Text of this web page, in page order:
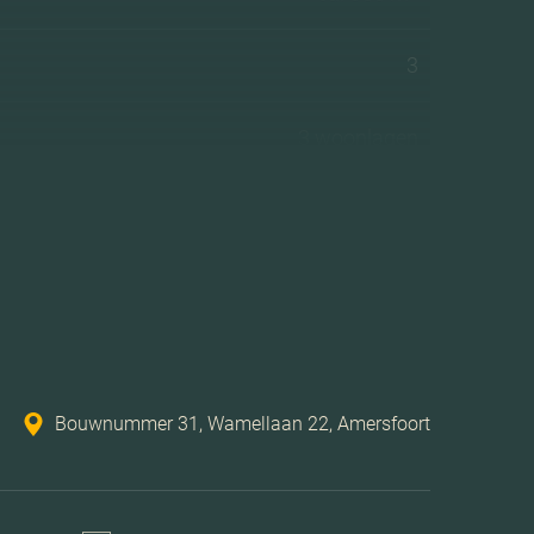
Elektrische boiler eigendom
Bouwnummer 31, Wamellaan 22, Amersfoort